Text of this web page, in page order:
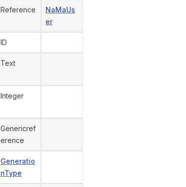
Reference
NaMaUs
er
ID
Text
Integer
Genericref
erence
Generatio
nType